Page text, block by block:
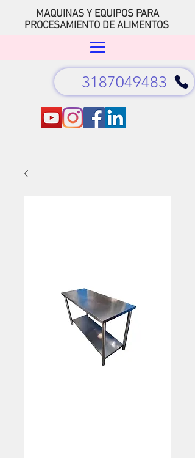
MAQUINAS Y EQUIPOS PARA
PROCESAMIENTO DE ALIMENTOS
3187049483